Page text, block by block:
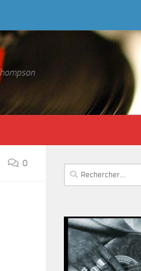
0
Rechercher :